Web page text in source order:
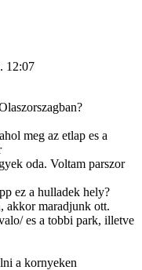
12:07
meg az etlap es a
oda. Voltam parszor
ez a hulladek hely?
akkor maradjunk ott.
es a tobbi park, illetve
a kornyeken